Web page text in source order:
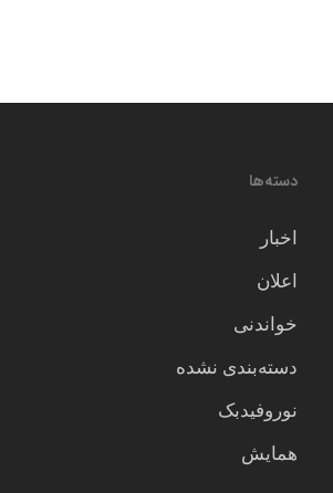
دسته‌ها
اخبار
اعلان
خواندنی
دسته‌بندی نشده
نوروفیدبک
همایش